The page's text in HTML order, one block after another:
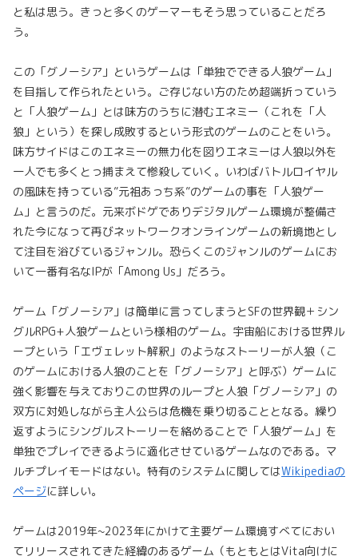
と私は思う。きっと多くのゲーマーもそう思っていることだろ
う。
この「グノーシア」というゲームは「単独でできる人狼ゲーム」
を目指して作られたという。ご存じない方のため超端折っていう
と「人狼ゲーム」とは味方のうちに潜むエネミー（これを「人
狼」という）を探し成敗するという形式のゲームのことをいう。
味方サイドはこのエネミーの無力化を図りエネミーは人狼以外を
一人でも多くとっ捕まえて惨殺していく。いわばバトルロイヤル
の風味を持っている”元祖あっち系”のゲームの事を「人狼ゲー
ム」と言うのだ。元来ボドゲでありデジタルゲーム環境が整備さ
れた今になって再びネットワークオンラインゲームの新境地とし
て注目を浴びているジャンル。恐らくこのジャンルのゲームにお
いて一番有名なIPが「Among Us」だろう。
ゲーム「グノーシア」は簡単に言ってしまうとSFの世界観＋シン
グルRPG+人狼ゲームという様相のゲーム。宇宙船における世界ル
ープという「エヴェレット解釈」のようなストーリーが人狼（こ
のゲームにおける人狼のことを「グノーシア」と呼ぶ）ゲームに
強く影響を与えておりこの世界のループと人狼「グノーシア」の
双方に対処しながら主人公らは危機を乗り切ることとなる。繰り
返すようにシングルストーリーを絡めることで「人狼ゲーム」を
単独でプレイできるように適化させているゲームなのである。マ
ルチプレイモードはない。特有のシステムに関してはWikipediaの
ページに詳しい。
ゲームは2019年~2023年にかけて主要ゲーム環境すべてにおい
てリリースされてきた経緯のあるゲーム（もともとはVita向けに